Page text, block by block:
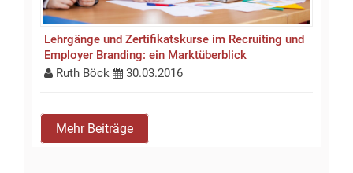
Lehrgänge und Zertifikatskurse im Recruiting und
Employer Branding: ein Marktüberblick
Ruth Böck
30.03.2016
Mehr Beiträge